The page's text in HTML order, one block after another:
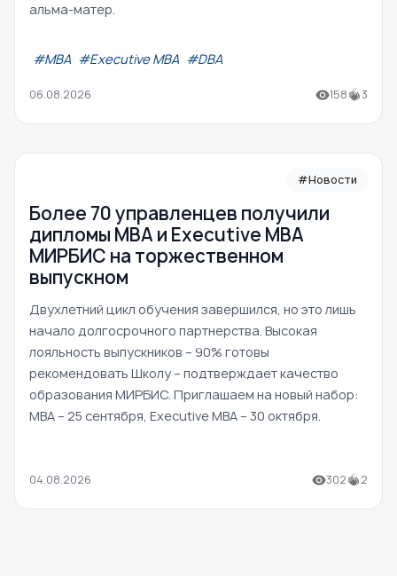
альма-матер.
#МВА #Executive MBA #DBA
06.08.2026 158 3
#Новости
Более 70 управленцев получили
дипломы MBA и Executive MBA
МИРБИС на торжественном
выпускном
Двухлетний цикл обучения завершился, но это лишь
начало долгосрочного партнерства. Высокая
лояльность выпускников – 90% готовы
рекомендовать Школу – подтверждает качество
образования МИРБИС. Приглашаем на новый набор:
MBA – 25 сентября, Executive MBA – 30 октября.
04.08.2026 302 2